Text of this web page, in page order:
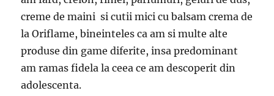
creme de maini si cutii mici cu balsam crema de
la Oriflame, bineinteles ca am si multe alte
produse din game diferite, insa predominant
am ramas fidela la ceea ce am descoperit din
adolescenta.